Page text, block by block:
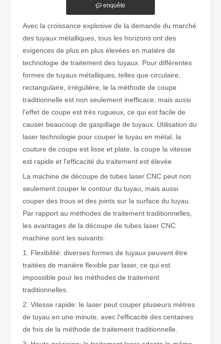
Qu'est-ce que la découpe laser de tubes ?
La découpe laser de tubes est une technologie clé dans une
Comment choisir votre partenaire de travail : machine de découpe laser
enquête
Avec la croissance explosive de la demande du marché
des tuyaux métalliques, tous les horizons ont des
exigences de plus en plus élevées en matière de
technologie de traitement des tuyaux. Pour différentes
formes de tuyaux métalliques, telles que circulaire,
rectangulaire, irrégulière, le la méthode de coupe
traditionnelle est non seulement inefficace, mais aussi
l'effet de coupe est très rugueux, ce qui est facile de
causer beaucoup de gaspillage de tuyaux. Utilisation du
laser technologie pour couper le tuyau en métal, la
couture de coupe est lisse et plate, la coupe la vitesse
est rapide et l'efficacité du traitement est élevée.
La machine de découpe de tubes laser CNC peut non
seulement couper le contour du tuyau, mais aussi
couper des trous et des joints sur la surface du tuyau.
Par rapport au méthodes de traitement traditionnelles,
les avantages de la découpe de tubes laser CNC
machine sont les suivants:
1. Flexibilité: diverses formes de tuyaux peuvent être
traitées de manière flexible par laser, ce qui est
impossible pour les méthodes de traitement
traditionnelles.
2. Vitesse rapide: le laser peut couper plusieurs mètres
de tuyau en une minute, avec l'efficacité des centaines
de fois de la méthode de traitement traditionnelle.